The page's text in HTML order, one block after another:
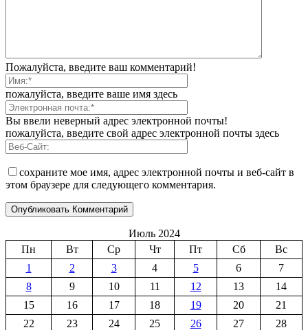
Пожалуйста, введите ваш комментарий!
пожалуйста, введите ваше имя здесь
Вы ввели неверный адрес электронной почты!
пожалуйста, введите свой адрес электронной почты здесь
сохраните мое имя, адрес электронной почты и веб-сайт в
этом браузере для следующего комментария.
Июль 2024
Пн
Вт Ср Чт Пт Сб
Вс
1
2 3 4 5 6
7
8
9 10 11 12 13
14
15
16 17 18 19 20
21
22
23 24 25 26 27
28